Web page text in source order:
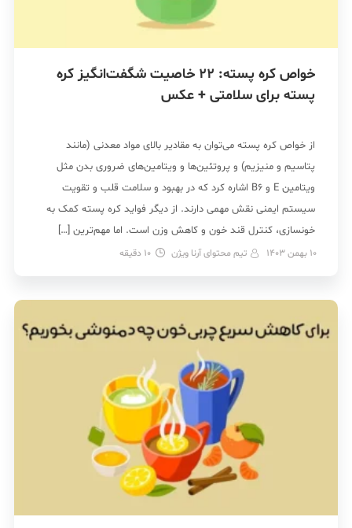
خواص کره پسته: 22 خاصیت شگفت‌انگیز کره
پسته برای سلامتی + عکس
از خواص کره پسته می‌توان به مقادیر بالای مواد معدنی (مانند
پتاسیم و منیزیم) و پروتئین‌ها و ویتامین‌های ضروری بدن مثل
ویتامین E و B6 اشاره کرد که در بهبود و سلامت قلب و تقویت
سیستم ایمنی نقش مهمی دارند. از دیگر فواید کره پسته کمک به
خونسازی، کنترل قند خون و کاهش وزن است. اما مهم‌ترین […]
10 بهمن 1403 تیم محتوای آرنا ویژن 10 دقیقه